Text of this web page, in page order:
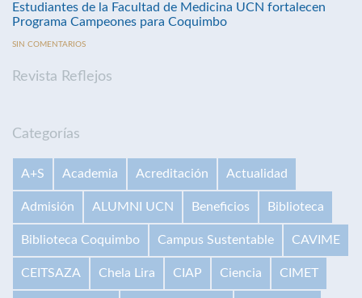
Estudiantes de la Facultad de Medicina UCN fortalecen
Programa Campeones para Coquimbo
SIN COMENTARIOS
Revista Reflejos
Categorías
A+S Academia Acreditación Actualidad
Admisión ALUMNI UCN Beneficios Biblioteca
Biblioteca Coquimbo Campus Sustentable CAVIME
CEITSAZA Chela Lira CIAP Ciencia CIMET